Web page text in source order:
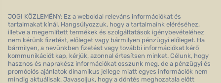
JOGI KÖZLEMÉNY: Ez a weboldal releváns információkat és
tartalmakat kínál. Hangsúlyozzuk, hogy a tartalmaink eléréséhez,
illetve a megemlített termékek és szolgáltatások igénybevételéhez
nem kérünk fizetést, előleget vagy bármilyen pénzügyi előleget. Ha
bármilyen, a nevünkben fizetést vagy további információkat kérő
kommunikációt kap, kérjük, azonnal értesítsen minket. Célunk, hogy
hasznos és naprakész információkat osszunk meg, de a pénzügyi és
promóciós ajánlatok dinamikus jellege miatt egyes információk nem
mindig aktuálisak. Javasoljuk, hogy a döntés meghozatala előtt